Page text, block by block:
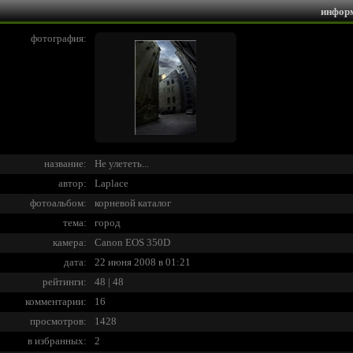
фотография:
название:
Не улететь...
автор:
Laplace
фотоальбом:
корневой каталог
тема:
город
камера:
Canon EOS 350D
дата:
22 июня 2008 в 01:21
рейтинги:
48 | 48
комментарии:
16
просмотров:
1428
в избранных:
2